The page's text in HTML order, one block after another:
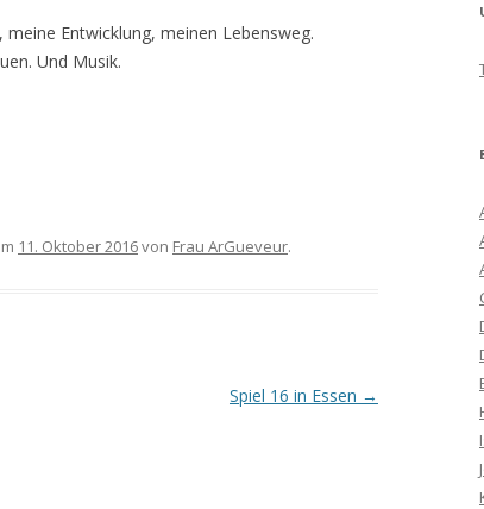
Entwicklung, meinen Lebensweg.
Und Musik.
11. Oktober 2016von Frau ArGueveur.
Spiel 16 in Essen →